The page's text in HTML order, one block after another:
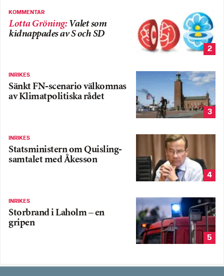
KOMMENTAR
Lotta Gröning: Valet som
kidnappades av S och SD
2
INRIKES
Sänkt FN-scenario välkomnas
av Klimatpolitiska rådet
3
INRIKES
Statsministern om Quisling-
samtalet med Åkesson
4
INRIKES
Storbrand i Laholm – en
gripen
5